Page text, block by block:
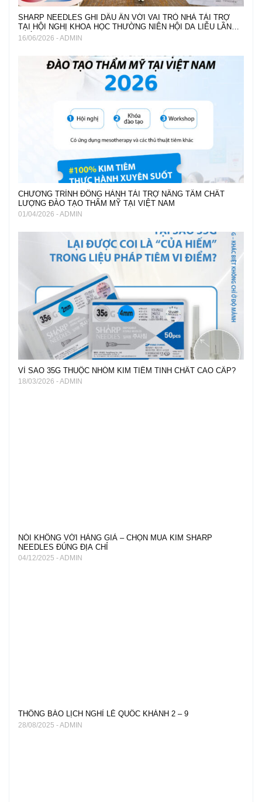
SHARP NEEDLES GHI DẤU ẤN VỚI VAI TRÒ NHÀ TÀI TRỢ
TẠI HỘI NGHỊ KHOA HỌC THƯỜNG NIÊN HỘI DA LIỄU LẦN
THỨ 22
16/06/2026 - ADMIN
CHƯƠNG TRÌNH ĐỒNG HÀNH TÀI TRỢ NÂNG TẦM CHẤT
LƯỢNG ĐÀO TẠO THẨM MỸ TẠI VIỆT NAM
01/04/2026 - ADMIN
VÌ SAO 35G THUỘC NHÓM KIM TIÊM TINH CHẤT CAO CẤP?
18/03/2026 - ADMIN
NÓI KHÔNG VỚI HÀNG GIẢ – CHỌN MUA KIM SHARP
NEEDLES ĐÚNG ĐỊA CHỈ
04/12/2025 - ADMIN
THÔNG BÁO LỊCH NGHỈ LỄ QUỐC KHÁNH 2 – 9
28/08/2025 - ADMIN